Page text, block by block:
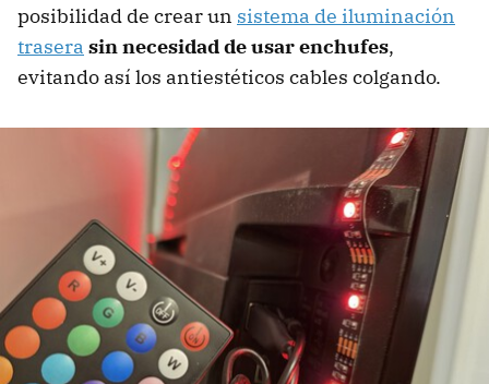
posibilidad de crear un sistema de iluminación
trasera sin necesidad de usar enchufes,
evitando así los antiestéticos cables colgando.